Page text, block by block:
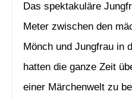
Das spektakuläre
Meter zwischen den
Mönch und Jungfrau in
hatten die ganze Zeit
einer Märchenwelt zu